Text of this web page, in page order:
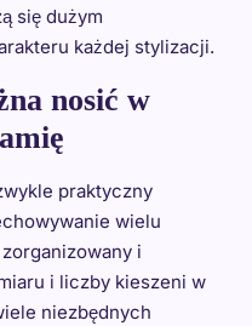
się dużym
każdej stylizacji.
nosić w
praktyczny
wielu
i
i liczby kieszeni w
niezbędnych